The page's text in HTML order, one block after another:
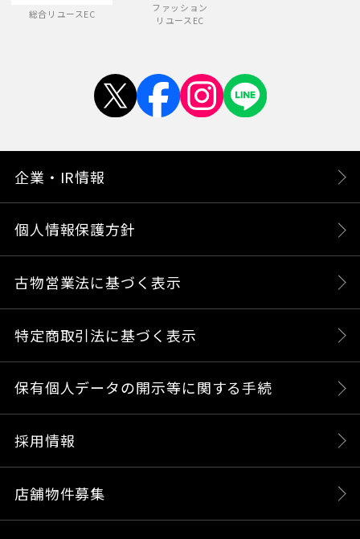
総合リユースEC
ファッション
リユースEC
企業・IR情報
個人情報保護方針
古物営業法に基づく表示
特定商取引法に基づく表示
保有個人データの開示等に関する手続
採用情報
店舗物件募集